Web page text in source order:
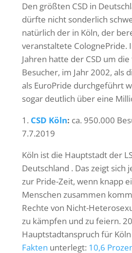
Den größten CSD in
dürfte nicht sonderlich
natürlich der in Köln, der
veranstaltete ColognePride.
Jahren hatte der CSD um
Besucher, im Jahr 2002, als
als EuroPride durchgeführt
sogar deutlich über eine
1. CSD Köln: ca. 950.000
7.7.2019
Köln ist die Hauptstadt der
Deutschland . Das zeigt sich
zur Pride-Zeit, wenn knapp
Menschen zusammen
Rechte von Nicht-
zu kämpfen und zu feiern.
Hauptstadtanspruch für
Fakten unterlegt: 10,6